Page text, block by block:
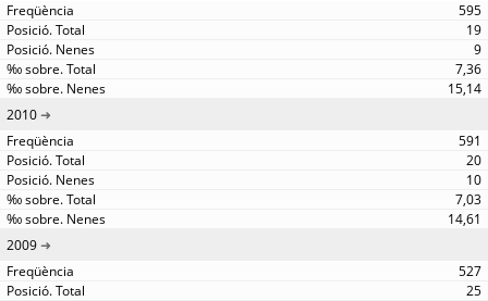
595
19
9
7,36
15,14
2010
591
20
10
7,03
14,61
2009
527
25